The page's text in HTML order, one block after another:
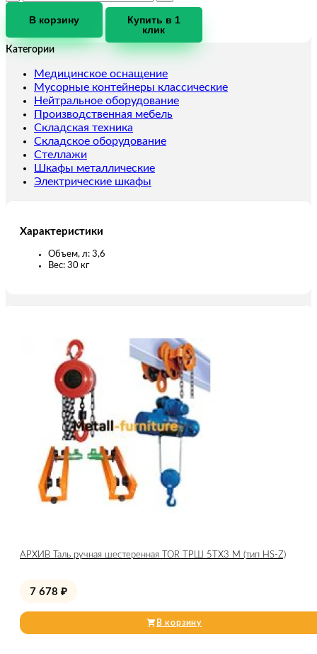
Мотопомпа
для
воды
TOR
WP-
20,
36
м3/
ч
В корзину
Купить в 1
клик
Категории
Медицинское оснащение
Мусорные контейнеры классические
Нейтральное оборудование
Производственная мебель
Складская техника
Складское оборудование
Стеллажи
Шкафы металлические
Электрические шкафы
Характеристики
Объем, л: 3,6
Вес: 30 кг
АРХИВ Таль ручная шестеренная TOR ТРШ 5ТХ3 М (тип HS-Z)
7 678 ₽
В корзину